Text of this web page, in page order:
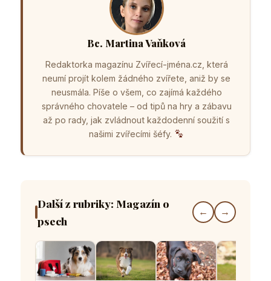
Bc. Martina Vaňková
Redaktorka magazínu Zvířecí-jména.cz, která
neumí projít kolem žádného zvířete, aniž by se
neusmála. Píše o všem, co zajímá každého
správného chovatele – od tipů na hry a zábavu
až po rady, jak zvládnout každodenní soužití s
našimi zvířecími šéfy.
Další z rubriky: Magazín o
psech
← →